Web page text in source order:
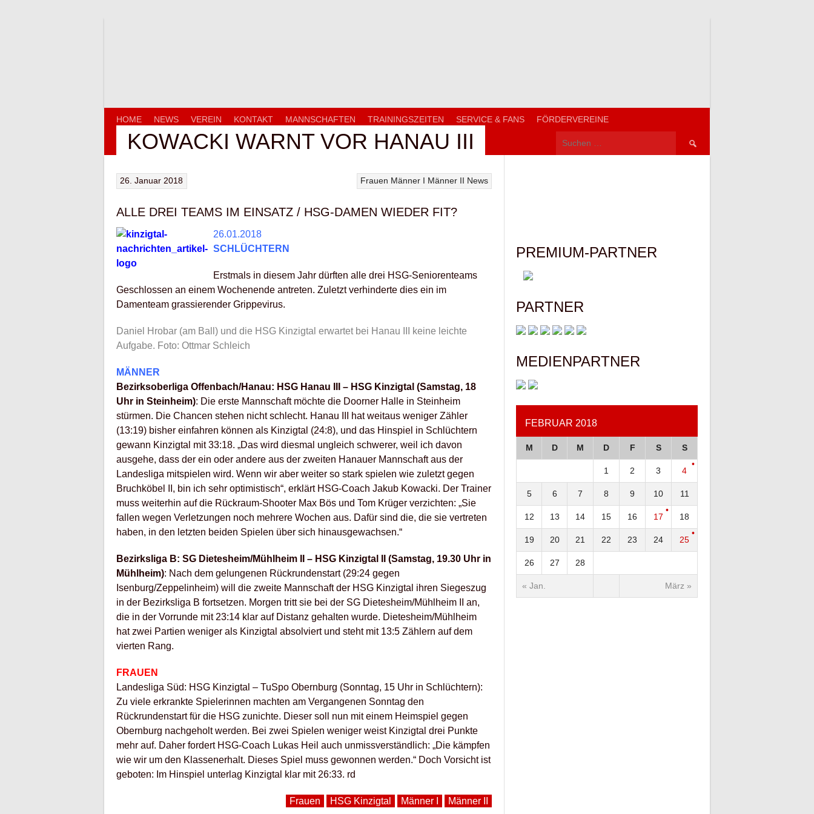
HOME NEWS VEREIN KONTAKT MANNSCHAFTEN TRAININGSZEITEN SERVICE & FANS FÖRDERVEREINE
Suchen
KOWACKI WARNT VOR HANAU III
Frauen Männer I Männer II News
26. Januar 2018
ALLE DREI TEAMS IM EINSATZ / HSG-DAMEN WIEDER FIT?
26.01.2018
SCHLÜCHTERN
Erstmals in diesem Jahr dürften alle drei HSG-Seniorenteams
Geschlossen an einem Wochenende antreten. Zuletzt verhinderte dies ein im
Damenteam grassierender Grippevirus.
Daniel Hrobar (am Ball) und die HSG Kinzigtal erwartet bei Hanau III keine leichte
Aufgabe. Foto: Ottmar Schleich
MÄNNER
Bezirksoberliga Offenbach/Hanau: HSG Hanau III – HSG Kinzigtal (Samstag, 18
Uhr in Steinheim): Die erste Mannschaft möchte die Doorner Halle in Steinheim
stürmen. Die Chancen stehen nicht schlecht. Hanau III hat weitaus weniger Zähler
(13:19) bisher einfahren können als Kinzigtal (24:8), und das Hinspiel in Schlüchtern
gewann Kinzigtal mit 33:18. „Das wird diesmal ungleich schwerer, weil ich davon
ausgehe, dass der ein oder andere aus der zweiten Hanauer Mannschaft aus der
Landesliga mitspielen wird. Wenn wir aber weiter so stark spielen wie zuletzt gegen
Bruchköbel II, bin ich sehr optimistisch“, erklärt HSG-Coach Jakub Kowacki. Der Trainer
muss weiterhin auf die Rückraum-Shooter Max Bös und Tom Krüger verzichten: „Sie
fallen wegen Verletzungen noch mehrere Wochen aus. Dafür sind die, die sie vertreten
haben, in den letzten beiden Spielen über sich hinausgewachsen.“
Bezirksliga B: SG Dietesheim/Mühlheim II – HSG Kinzigtal II (Samstag, 19.30 Uhr in
Mühlheim): Nach dem gelungenen Rückrundenstart (29:24 gegen
Isenburg/Zeppelinheim) will die zweite Mannschaft der HSG Kinzigtal ihren Siegeszug
in der Bezirksliga B fortsetzen. Morgen tritt sie bei der SG Dietesheim/Mühlheim II an,
die in der Vorrunde mit 23:14 klar auf Distanz gehalten wurde. Dietesheim/Mühlheim
hat zwei Partien weniger als Kinzigtal absolviert und steht mit 13:5 Zählern auf dem
vierten Rang.
FRAUEN
Landesliga Süd: HSG Kinzigtal – TuSpo Obernburg (Sonntag, 15 Uhr in Schlüchtern):
Zu viele erkrankte Spielerinnen machten am Vergangenen Sonntag den
Rückrundenstart für die HSG zunichte. Dieser soll nun mit einem Heimspiel gegen
Obernburg nachgeholt werden. Bei zwei Spielen weniger weist Kinzigtal drei Punkte
mehr auf. Daher fordert HSG-Coach Lukas Heil auch unmissverständlich: „Die kämpfen
wie wir um den Klassenerhalt. Dieses Spiel muss gewonnen werden.“ Doch Vorsicht ist
geboten: Im Hinspiel unterlag Kinzigtal klar mit 26:33. rd
Frauen HSG Kinzigtal Männer I Männer II
PREMIUM-PARTNER
PARTNER
MEDIENPARTNER
FEBRUAR 2018
M D M D F S S
« Jan. März »
1 2 3 4
5 6 7 8 9 10 11
12 13 14 15 16 17 18
19 20 21 22 23 24 25
26 27 28